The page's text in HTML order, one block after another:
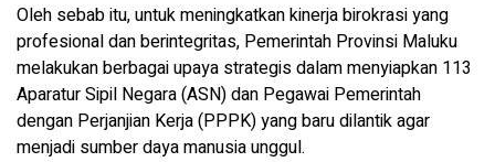
Oleh sebab itu, untuk meningkatkan kinerja birokrasi yang
profesional dan berintegritas, Pemerintah Provinsi Maluku
melakukan berbagai upaya strategis dalam menyiapkan 113
Aparatur Sipil Negara (ASN) dan Pegawai Pemerintah
dengan Perjanjian Kerja (PPPK) yang baru dilantik agar
menjadi sumber daya manusia unggul.